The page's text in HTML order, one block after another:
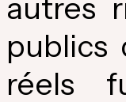
autres
publics
réels